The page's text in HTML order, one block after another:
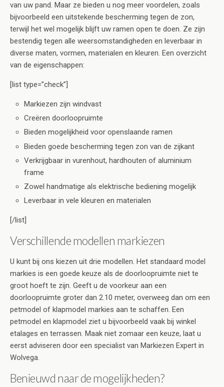
van uw pand. Maar ze bieden u nog meer voordelen, zoals
bijvoorbeeld een uitstekende bescherming tegen de zon,
terwijl het wel mogelijk blijft uw ramen open te doen. Ze zijn
bestendig tegen alle weersomstandigheden en leverbaar in
diverse maten, vormen, materialen en kleuren. Een overzicht
van de eigenschappen:
[list type=”check”]
Markiezen zijn windvast
Creëren doorloopruimte
Bieden mogelijkheid voor openslaande ramen
Bieden goede bescherming tegen zon van de zijkant
Verkrijgbaar in vurenhout, hardhouten of aluminium
frame
Zowel handmatige als elektrische bediening mogelijk
Leverbaar in vele kleuren en materialen
[/list]
Verschillende modellen markiezen
U kunt bij ons kiezen uit drie modellen. Het standaard model
markies is een goede keuze als de doorloopruimte niet te
groot hoeft te zijn. Geeft u de voorkeur aan een
doorloopruimte groter dan 2.10 meter, overweeg dan om een
petmodel of klapmodel markies aan te schaffen. Een
petmodel en klapmodel ziet u bijvoorbeeld vaak bij winkel
etalages en terrassen. Maak niet zomaar een keuze, laat u
eerst adviseren door een specialist van Markiezen Expert in
Wolvega.
Benieuwd naar de mogelijkheden?